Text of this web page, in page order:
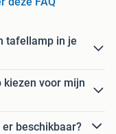
tafellamp in je
kiezen voor mijn
beschikbaar?